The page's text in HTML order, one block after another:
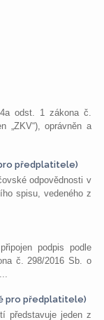
odst. 1 zákona č.
„ZKV“), oprávněn a
předplatitele)
odpovědnosti v
spisu, vedeného z
podpis podle
č. 298/2016 Sb. o
pro předplatitele)
představuje jeden z